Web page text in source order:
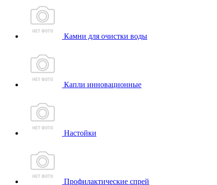
Камни для очистки воды
Капли инновационные
Настойки
Профилактические спрей